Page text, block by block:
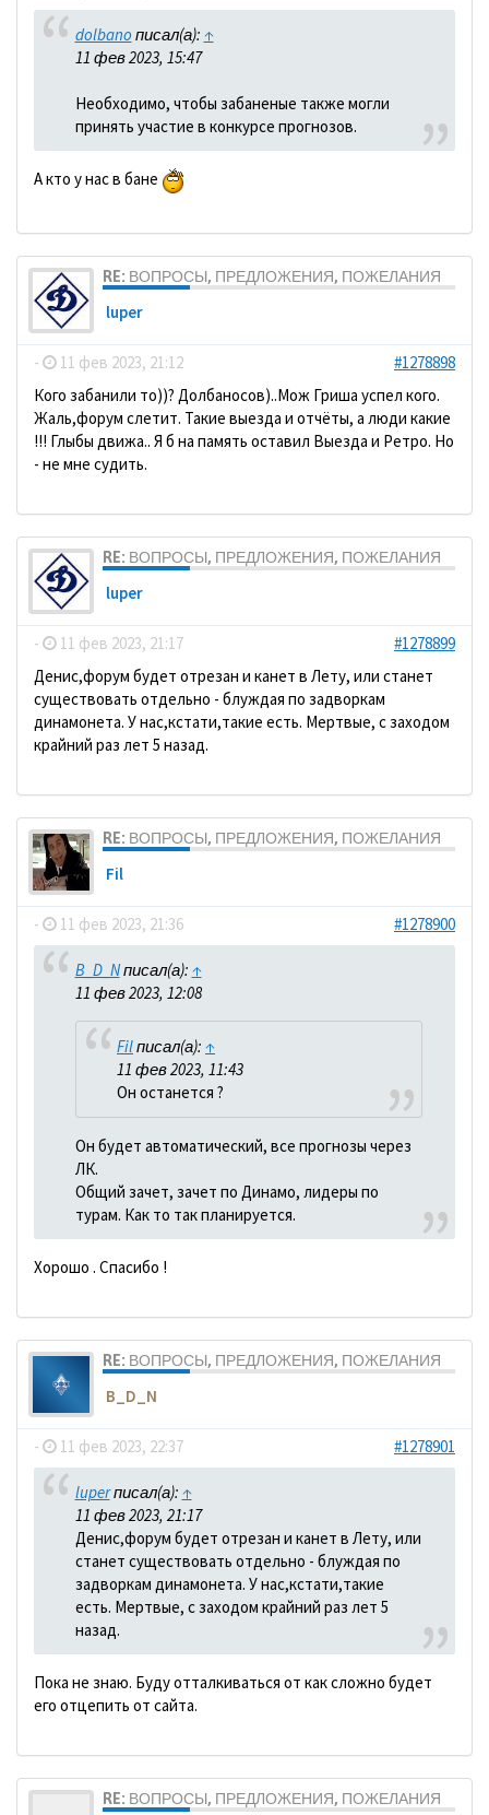
dolbano писал(а): ↑
11 фев 2023, 15:47
Необходимо, чтобы забаненые также могли
принять участие в конкурсе прогнозов.
А кто у нас в бане
RE: ВОПРОСЫ, ПРЕДЛОЖЕНИЯ, ПОЖЕЛАНИЯ
luper
- 11 фев 2023, 21:12
#1278898
Кого забанили то))? Долбаносов)..Мож Гриша успел кого.
Жаль,форум слетит. Такие выезда и отчёты, а люди какие
!!! Глыбы движа.. Я б на память оставил Выезда и Ретро. Но
- не мне судить.
RE: ВОПРОСЫ, ПРЕДЛОЖЕНИЯ, ПОЖЕЛАНИЯ
luper
- 11 фев 2023, 21:17
#1278899
Денис,форум будет отрезан и канет в Лету, или станет
существовать отдельно - блуждая по задворкам
динамонета. У нас,кстати,такие есть. Мертвые, с заходом
крайний раз лет 5 назад.
RE: ВОПРОСЫ, ПРЕДЛОЖЕНИЯ, ПОЖЕЛАНИЯ
Fil
- 11 фев 2023, 21:36 #1278900
B_D_Nписал(а): ↑
11 фев 2023, 12:08
Filписал(а): ↑
11 фев 2023, 11:43
Он останется ?
Он будет автоматический, все прогнозы через
ЛК.
Общий зачет, зачет по Динамо, лидеры по
турам. Как то так планируется.
Хорошо . Спасибо !
RE: ВОПРОСЫ, ПРЕДЛОЖЕНИЯ, ПОЖЕЛАНИЯ
B_D_N
- 11 фев 2023, 22:37 #1278901
luperписал(а): ↑
11 фев 2023, 21:17
Денис,форум будет отрезан и канет в Лету, или
станет существовать отдельно - блуждая по
задворкам динамонета. У нас,кстати,такие
есть. Мертвые, с заходом крайний раз лет 5
назад.
Пока не знаю. Буду отталкиваться от как сложно будет
его отцепить от сайта.
RE: ВОПРОСЫ, ПРЕДЛОЖЕНИЯ, ПОЖЕЛАНИЯ